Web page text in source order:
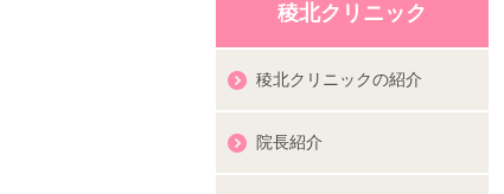
稜北クリニック
稜北クリニックの紹介
院長紹介